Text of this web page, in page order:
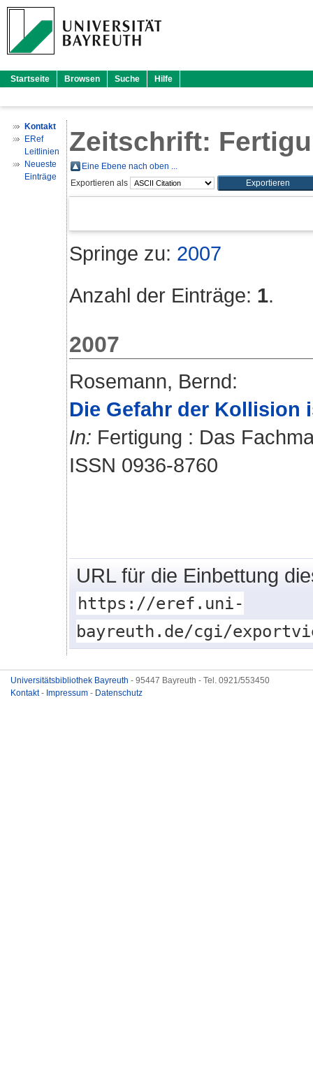
Startseite Browsen Suche Hilfe
Kontakt
ERef
Leitlinien
Neueste
Einträge
Zeitschrift:
Eine Ebene nach oben ...
Exportieren als
Springe zu: 2007
Anzahl der Einträge: 1.
2007
Rosemann, Bernd:
Die Gefahr der Kollision
In: Fertigung : Das
ISSN 0936-8760
URL für die Einbettung
https://eref.uni-
bayreuth.de/cgi/
Universitätsbibliothek Bayreuth - 95447 Bayreuth - Tel. 0921/553450
Kontakt- Impressum - Datenschutz